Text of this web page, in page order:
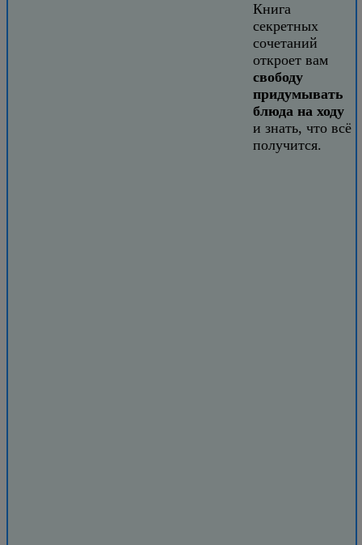
Книга
секретных
сочетаний
откроет вам
свободу
придумывать
блюда на ходу
и знать, что всё
получится.